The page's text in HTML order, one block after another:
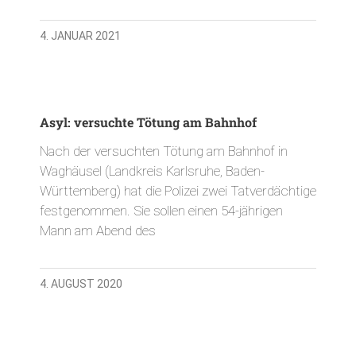
4. JANUAR 2021
Asyl: versuchte Tötung am Bahnhof
Nach der versuchten Tötung am Bahnhof in
Waghäusel (Landkreis Karlsruhe, Baden-
Württemberg) hat die Polizei zwei Tatverdächtige
festgenommen. Sie sollen einen 54-jährigen
Mann am Abend des
4. AUGUST 2020